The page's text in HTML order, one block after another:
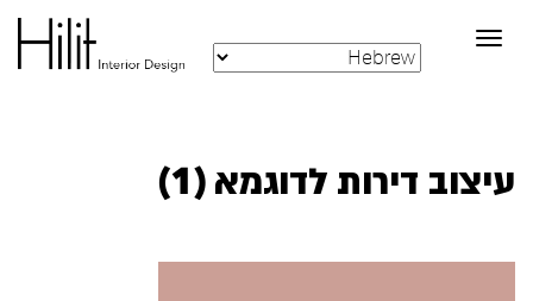
Toggle
navigation
עיצוב דירות לדוגמא (1)